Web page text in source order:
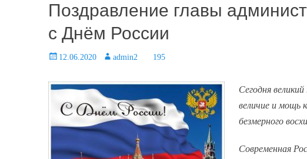
Поздравление главы
с Днём России
Posted12.06.2020 Author
admin2 195
Сегодня
величие и мощь
безмерного
Современная